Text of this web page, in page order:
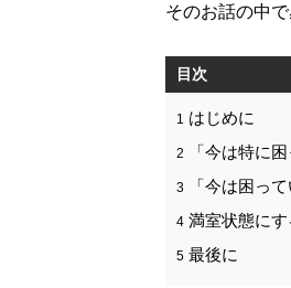
そのお話の中
目次
1 はじめに
2 「今は特に
3 「今は困っ
4 満室状態にす
5 最後に